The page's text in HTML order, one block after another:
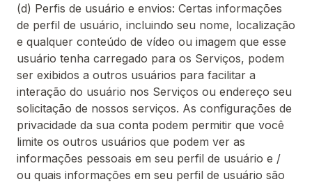
(d) Perfis de usuário e envios: Certas informações
de perfil de usuário, incluindo seu nome, localização
e qualquer conteúdo de vídeo ou imagem que esse
usuário tenha carregado para os Serviços, podem
ser exibidos a outros usuários para facilitar a
interação do usuário nos Serviços ou endereço seu
solicitação de nossos serviços. As configurações de
privacidade da sua conta podem permitir que você
limite os outros usuários que podem ver as
informações pessoais em seu perfil de usuário e /
ou quais informações em seu perfil de usuário são